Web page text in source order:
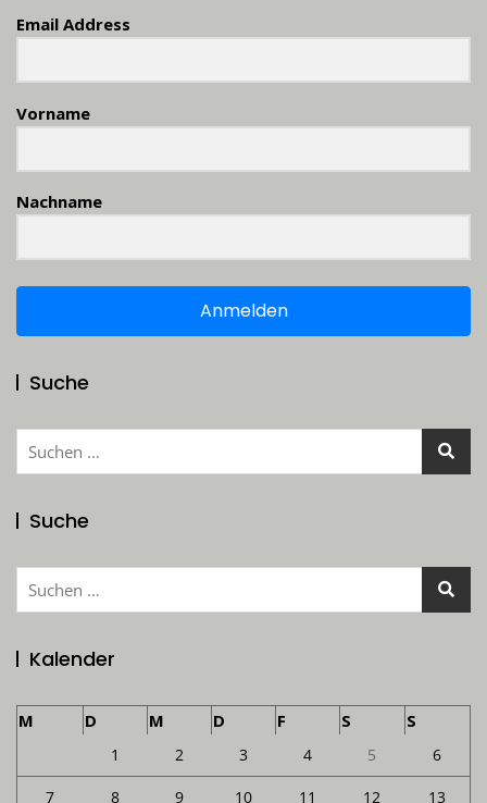
Email Address
Vorname
Nachname
Anmelden
Suche
Suchen
Suche
Suchen
Kalender
M D M D F S S
1 2 3 4 5 6
7 8 9 10 11 12 13